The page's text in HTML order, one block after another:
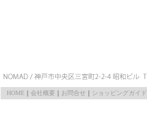
HOME ｜ 会社概要 ｜ お問合せ ｜ ショッピングガイド